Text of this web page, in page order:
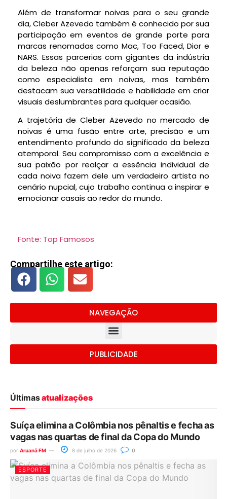
Além de transformar noivas para o seu grande
dia, Cleber Azevedo também é conhecido por sua
participação em eventos de grande porte para
marcas renomadas como Mac, Too Faced, Dior e
NARS. Essas parcerias com gigantes da indústria
da beleza não apenas reforçam sua reputação
como especialista em noivas, mas também
destacam sua versatilidade e habilidade em criar
visuais deslumbrantes para qualquer ocasião.
A trajetória de Cleber Azevedo no mercado de
noivas é uma fusão entre arte, precisão e um
entendimento profundo do significado da beleza
atemporal. Seu compromisso com a excelência e
sua paixão por realçar a essência individual de
cada noiva fazem dele um verdadeiro artista no
cenário nupcial, cujo trabalho continua a inspirar e
emocionar casais ao redor do mundo.
Fonte: Top Famosos
Compartilhe este artigo:
NAVEGAÇÃO
PUBLICIDADE
Últimasatualizações
Suíça elimina a Colômbia nos pênaltis e fecha as
vagas nas quartas de final da Copa do Mundo
por Aruanã FM 8 de julho de 2026 0
ESPORTE